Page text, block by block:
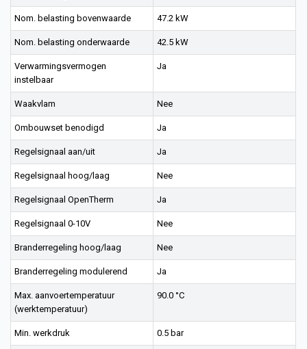
Nom. belasting bovenwaarde 47.2 kW
Nom. belasting onderwaarde 42.5 kW
Verwarmingsvermogen
instelbaar
Ja
Waakvlam Nee
Ombouwset benodigd Ja
Regelsignaal aan/uit Ja
Regelsignaal hoog/laag Nee
Regelsignaal OpenTherm Ja
Regelsignaal 0-10V Nee
Branderregeling hoog/laag Nee
Branderregeling modulerend Ja
Max. aanvoertemperatuur
(werktemperatuur)
90.0 °C
Min. werkdruk 0.5 bar